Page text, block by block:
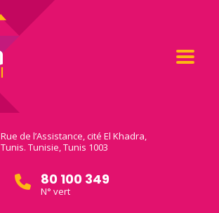
Rue de l’Assistance, cité El Khadra,
Tunis. Tunisie, Tunis 1003
80 100 349
N° vert